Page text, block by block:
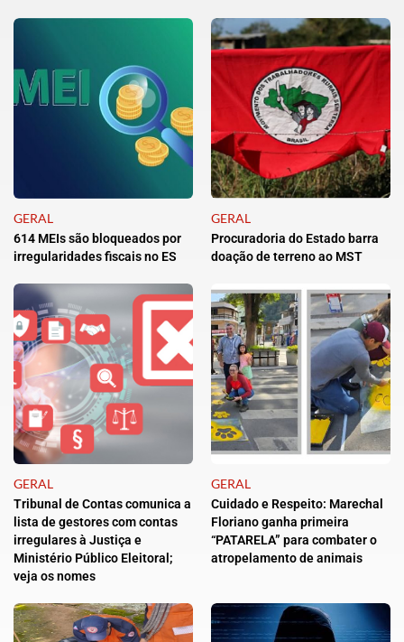
GERAL
614 MEIs são bloqueados por
irregularidades fiscais no ES
GERAL
Procuradoria do Estado barra
doação de terreno ao MST
GERAL
Tribunal de Contas comunica a
lista de gestores com contas
irregulares à Justiça e
Ministério Público Eleitoral;
veja os nomes
GERAL
Cuidado e Respeito: Marechal
Floriano ganha primeira
“PATARELA” para combater o
atropelamento de animais